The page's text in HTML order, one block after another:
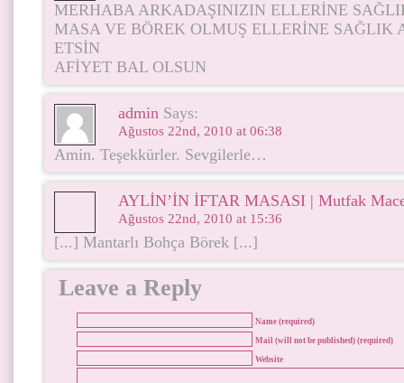
MERHABA ARKADAŞINIZIN ELLERİNE
MASA VE BÖREK OLMUŞ ELLERİNE
ETSİN
AFİYET BAL OLSUN
admin Says:
Ağustos 22nd, 2010 at 06:38
Amin. Teşekkürler. Sevgilerle…
AYLİN’İN İFTAR MASASI | Mutfak
Ağustos 22nd, 2010 at 15:36
[...] Mantarlı Bohça Börek [...]
Leave a Reply
Name (required)
Mail (will not be published) (required)
Website